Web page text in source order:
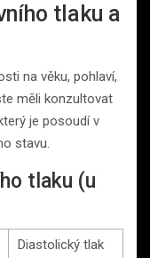
tlaku a
na věku, pohlaví,
měli konzultovat
je posoudí v
stavu.
tlaku (u
Diastolický tlak